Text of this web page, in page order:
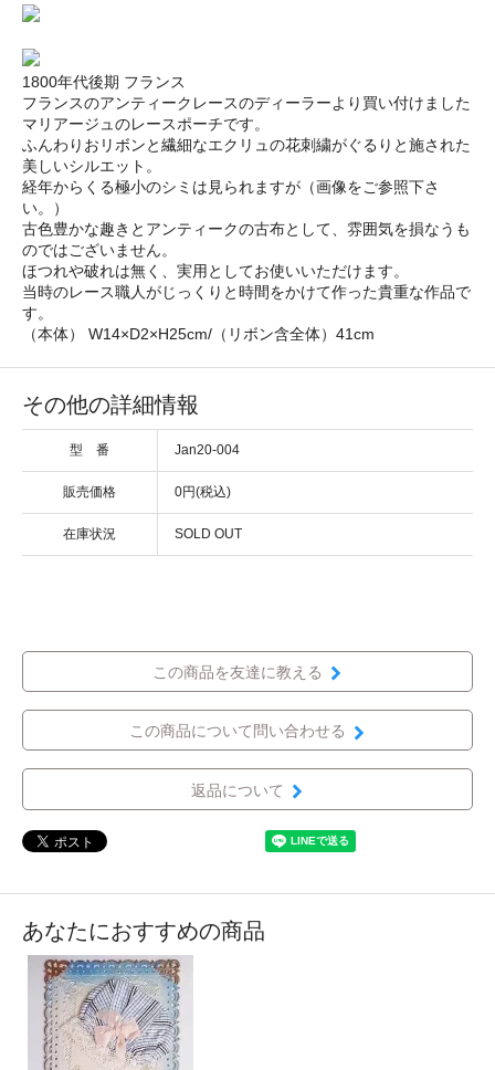
1800年代後期 フランス
フランスのアンティークレースのディーラーより買い付けました
マリアージュのレースポーチです。
ふんわりおリボンと繊細なエクリュの花刺繍がぐるりと施された
美しいシルエット。
経年からくる極小のシミは見られますが（画像をご参照下さ
い。）
古色豊かな趣きとアンティークの古布として、雰囲気を損なうも
のではございません。
ほつれや破れは無く、実用としてお使いいただけます。
当時のレース職人がじっくりと時間をかけて作った貴重な作品で
す。
（本体） W14×D2×H25cm/（リボン含全体）41cm
その他の詳細情報
型 番 Jan20-004
販売価格 0円(税込)
在庫状況 SOLD OUT
この商品を友達に教える
この商品について問い合わせる
返品について
あなたにおすすめの商品